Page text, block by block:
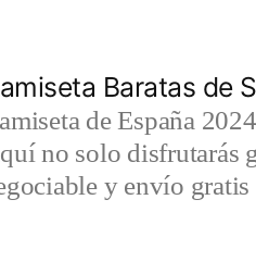
Baratas de
de España
no solo disfrutarás
y envío